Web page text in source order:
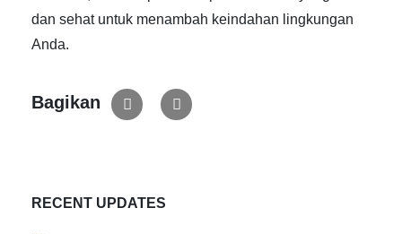
dan sehat untuk menambah keindahan lingkungan
Anda.
Bagikan
RECENT UPDATES